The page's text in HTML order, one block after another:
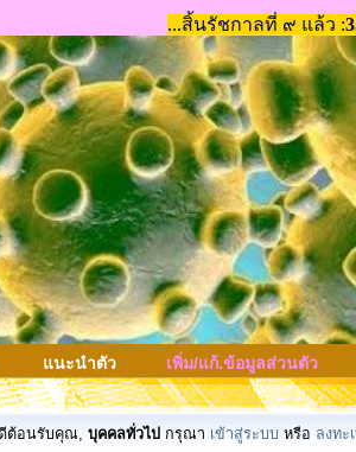
แนะนำตัว เพิ่ม/แก้.ข้อมูลส่วนตัว
ต้อนรับคุณ, บุคคลทั่วไป กรุณา เข้าสู่ระบบ หรือ ลงทะ